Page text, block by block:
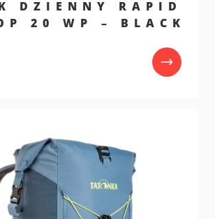
DZIENNY RAPID
20 WP – BLACK